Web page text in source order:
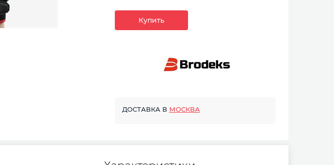
Купить
ДОСТАВКА В МОСКВА